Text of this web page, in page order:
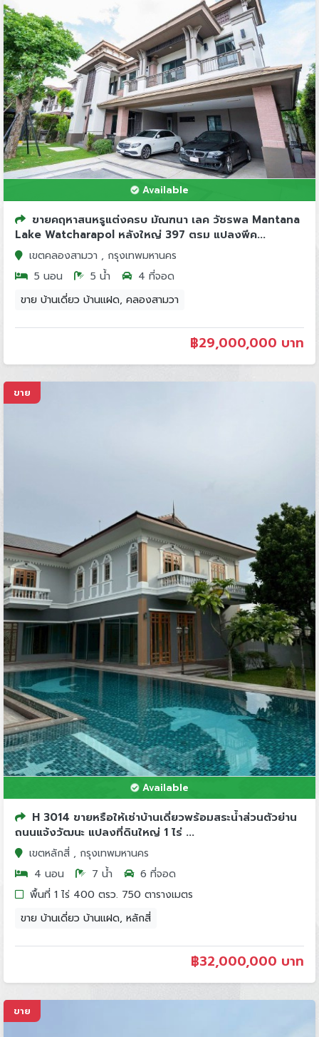
Available
ขายคฤหาสนหรูแต่งครบ มัณฑนา เลค วัชรพล Mantana
Lake Watcharapol หลังใหญ่ 397 ตรม แปลงพีค...
เขตคลองสามวา , กรุงเทพมหานคร
5 นอน
5 น้ำ
4 ที่จอด
ขาย บ้านเดี่ยว บ้านแฝด, คลองสามวา
฿29,000,000 บาท
ขาย
Available
H 3014 ขายหรือให้เช่าบ้านเดี่ยวพร้อมสระน้ำส่วนตัวย่าน
ถนนแจ้งวัฒนะ แปลงที่ดินใหญ่ 1 ไร่ ...
เขตหลักสี่ , กรุงเทพมหานคร
4 นอน
7 น้ำ
6 ที่จอด
พื้นที่ 1 ไร่ 400 ตรว. 750 ตารางเมตร
ขาย บ้านเดี่ยว บ้านแฝด, หลักสี่
฿32,000,000 บาท
ขาย